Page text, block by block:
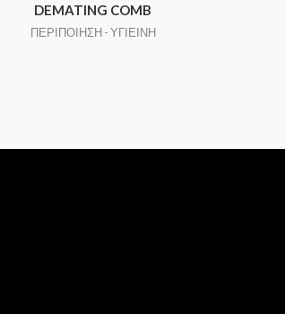
DEMATING COMB
ΠΕΡΙΠΟΙΗΣΗ - ΥΓΙΕΙΝΗ